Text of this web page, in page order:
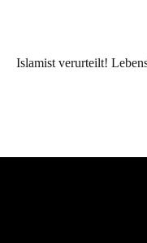
Islamist verurteilt!